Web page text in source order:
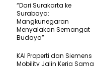
“Dari Surakarta ke
Surabaya:
Mangkunegaran
Menyalakan Semangat
Budaya”
KAI Properti dan Siemens
Mobility Jalin Kerja Sama